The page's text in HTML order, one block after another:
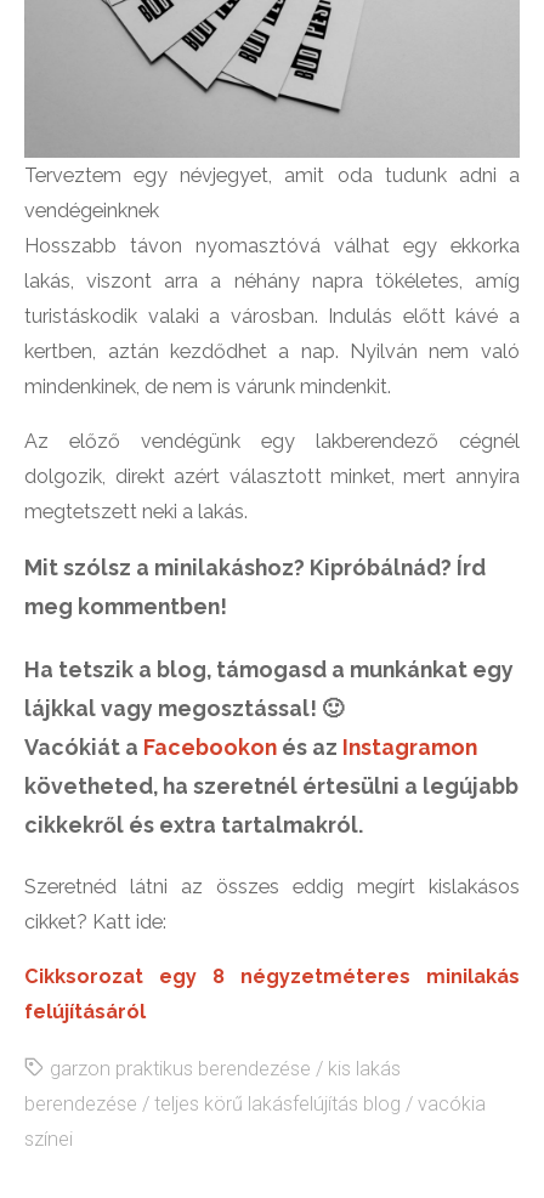
Terveztem egy névjegyet, amit oda tudunk adni a
vendégeinknek
Hosszabb távon nyomasztóvá válhat egy ekkorka
lakás, viszont arra a néhány napra tökéletes, amíg
turistáskodik valaki a városban. Indulás előtt kávé a
kertben, aztán kezdődhet a nap. Nyilván nem való
mindenkinek, de nem is várunk mindenkit.
Az előző vendégünk egy lakberendező cégnél
dolgozik, direkt azért választott minket, mert annyira
megtetszett neki a lakás.
Mit szólsz a minilakáshoz? Kipróbálnád? Írd
meg kommentben!
Ha tetszik a blog, támogasd a munkánkat egy
lájkkal vagy megosztással! 🙂
Vacókiát a Facebookon és az Instagramon
követheted, ha szeretnél értesülni a legújabb
cikkekről és extra tartalmakról.
Szeretnéd látni az összes eddig megírt kislakásos
cikket? Katt ide:
Cikksorozat egy 8 négyzetméteres minilakás
felújításáról
garzon praktikus berendezése / kis lakás
berendezése /teljes körű lakásfelújítás blog /vacókia
színei